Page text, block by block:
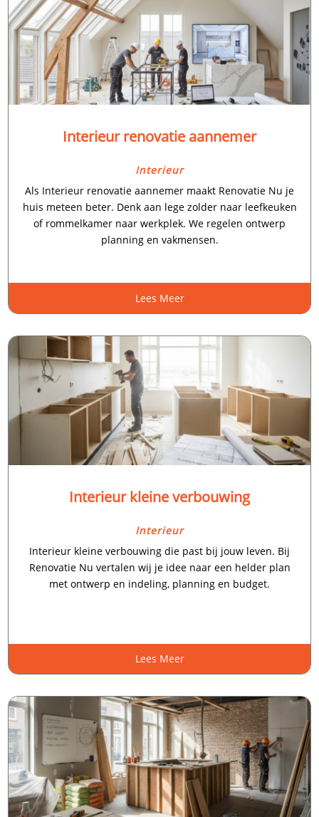
Interieur renovatie aannemer
Interieur
Als Interieur renovatie aannemer maakt Renovatie Nu je
huis meteen beter.​ Denk aan lege zolder naar leefkeuken
of rommelkamer naar werkplek.​ We regelen ontwerp
planning en vakmensen.​
Lees Meer
Interieur kleine verbouwing
Interieur
Interieur kleine verbouwing die past bij jouw leven.​ Bij
Renovatie Nu vertalen wij je idee naar een helder plan
met ontwerp en indeling, planning en budget.​
Lees Meer